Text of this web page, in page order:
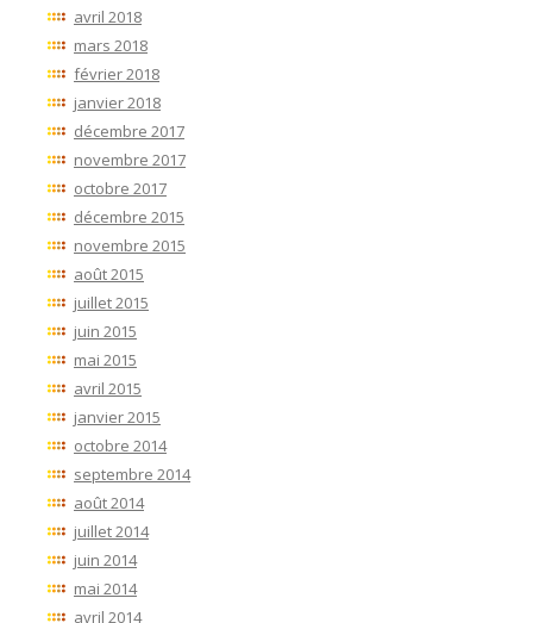
avril 2018
mars 2018
février 2018
janvier 2018
décembre 2017
novembre 2017
octobre 2017
décembre 2015
novembre 2015
août 2015
juillet 2015
juin 2015
mai 2015
avril 2015
janvier 2015
octobre 2014
septembre 2014
août 2014
juillet 2014
juin 2014
mai 2014
avril 2014